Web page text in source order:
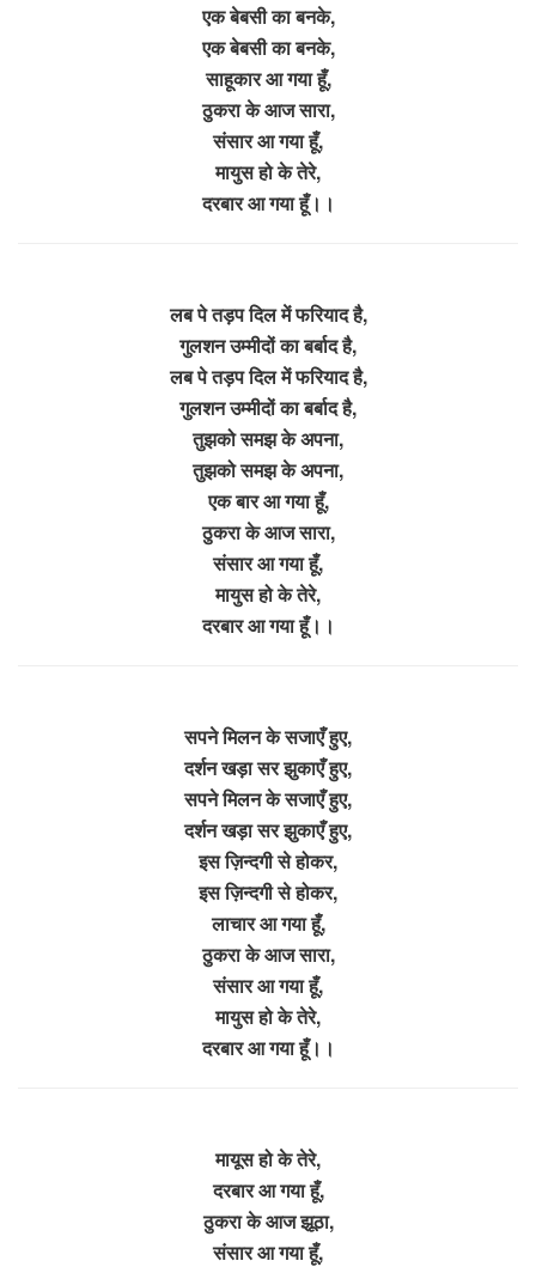
एक बेबसी का बनके,
एक बेबसी का बनके,
साहूकार आ गया हूँ,
ठुकरा के आज सारा,
संसार आ गया हूँ,
मायुस हो के तेरे,
दरबार आ गया हूँ।।
लब पे तड़प दिल में फरियाद है,
गुलशन उम्मीदों का बर्बाद है,
लब पे तड़प दिल में फरियाद है,
गुलशन उम्मीदों का बर्बाद है,
तुझको समझ के अपना,
तुझको समझ के अपना,
एक बार आ गया हूँ,
ठुकरा के आज सारा,
संसार आ गया हूँ,
मायुस हो के तेरे,
दरबार आ गया हूँ।।
सपने मिलन के सजाएँ हुए,
दर्शन खड़ा सर झुकाएँ हुए,
सपने मिलन के सजाएँ हुए,
दर्शन खड़ा सर झुकाएँ हुए,
इस ज़िन्दगी से होकर,
इस ज़िन्दगी से होकर,
लाचार आ गया हूँ,
ठुकरा के आज सारा,
संसार आ गया हूँ,
मायुस हो के तेरे,
दरबार आ गया हूँ।।
मायूस हो के तेरे,
दरबार आ गया हूँ,
ठुकरा के आज झूठा,
संसार आ गया हूँ,